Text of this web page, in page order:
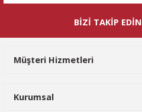
Gönder
BİZİ TAKİP EDİN
Müşteri Hizmetleri
Kurumsal